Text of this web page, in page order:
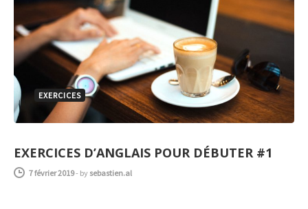
EXERCICES
EXERCICES D’ANGLAIS POUR DÉBUTER #1
7 février 2019- by sebastien.al